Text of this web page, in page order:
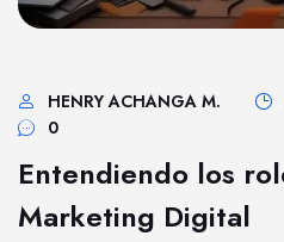
HENRY ACHANGA M.
0
Entendiendo los
Marketing Digital